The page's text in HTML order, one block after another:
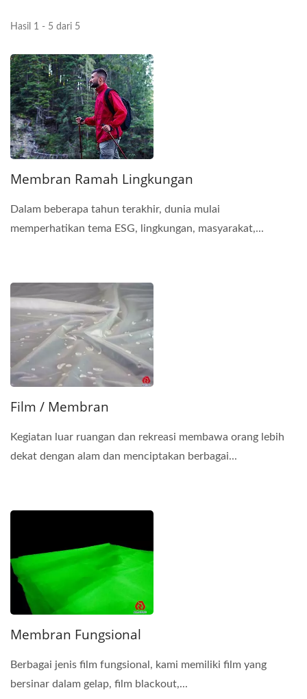
Hasil 1 - 5 dari 5
Membran Ramah Lingkungan
Dalam beberapa tahun terakhir, dunia mulai
memperhatikan tema ESG, lingkungan, masyarakat,...
Film / Membran
Kegiatan luar ruangan dan rekreasi membawa orang lebih
dekat dengan alam dan menciptakan berbagai...
Membran Fungsional
Berbagai jenis film fungsional, kami memiliki film yang
bersinar dalam gelap, film blackout,...